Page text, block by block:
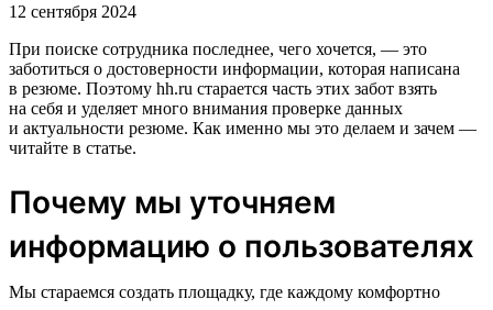
12 сентября 2024
При поиске сотрудника последнее, чего хочется, — это
заботиться о достоверности информации, которая написана
в резюме. Поэтому hh.ru старается часть этих забот взять
на себя и уделяет много внимания проверке данных
и актуальности резюме. Как именно мы это делаем и зачем —
читайте в статье.
Почему мы уточняем
информацию о пользователях
Мы стараемся создать площадку, где каждому комфортно